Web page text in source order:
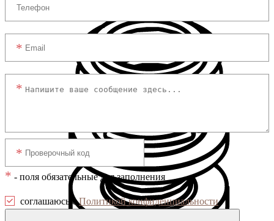
Универсальные опоры
* - поля обязательные для заполнения
соглашаюсь сПолитикой конфиденциальности